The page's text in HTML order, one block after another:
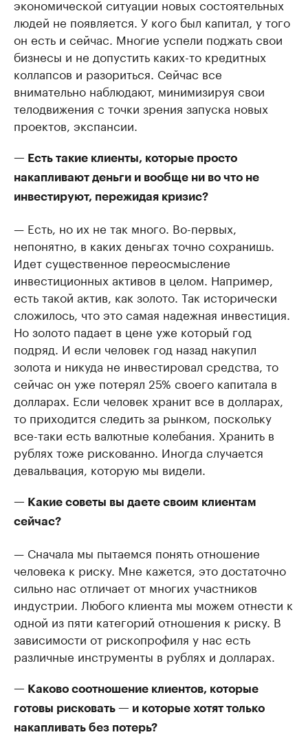
экономической ситуации новых состоятельных
людей не появляется. У кого был капитал, у того
он есть и сейчас. Многие успели поджать свои
бизнесы и не допустить каких-то кредитных
коллапсов и разориться. Сейчас все
внимательно наблюдают, минимизируя свои
телодвижения с точки зрения запуска новых
проектов, экспансии.
— Есть такие клиенты, которые просто
накапливают деньги и вообще ни во что не
инвестируют, пережидая кризис?
— Есть, но их не так много. Во-первых,
непонятно, в каких деньгах точно сохранишь.
Идет существенное переосмысление
инвестиционных активов в целом. Например,
есть такой актив, как золото. Так исторически
сложилось, что это самая надежная инвестиция.
Но золото падает в цене уже который год
подряд. И если человек год назад накупил
золота и никуда не инвестировал средства, то
сейчас он уже потерял 25% своего капитала в
долларах. Если человек хранит все в долларах,
то приходится следить за рынком, поскольку
все-таки есть валютные колебания. Хранить в
рублях тоже рискованно. Иногда случается
девальвация, которую мы видели.
— Какие советы вы даете своим клиентам
сейчас?
— Сначала мы пытаемся понять отношение
человека к риску. Мне кажется, это достаточно
сильно нас отличает от многих участников
индустрии. Любого клиента мы можем отнести к
одной из пяти категорий отношения к риску. В
зависимости от рископрофиля у нас есть
различные инструменты в рублях и долларах.
— Каково соотношение клиентов, которые
готовы рисковать — и которые хотят только
накапливать без потерь?